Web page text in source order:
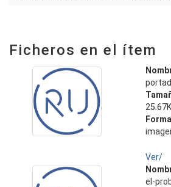
Ficheros en el ítem
Ver/
el-